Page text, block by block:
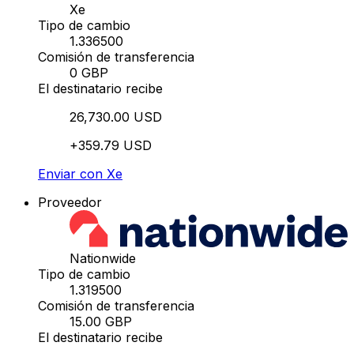
Xe
Tipo de cambio
1.336500
Comisión de transferencia
0 GBP
El destinatario recibe
26,730.00 USD
+359.79 USD
Enviar con Xe
Proveedor
Nationwide
Tipo de cambio
1.319500
Comisión de transferencia
15.00 GBP
El destinatario recibe